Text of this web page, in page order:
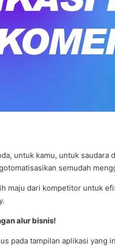
untuk kamu, untuk
semudah
maju dari kompetitor untuk
alur bisnis!
pada tampilan aplikasi